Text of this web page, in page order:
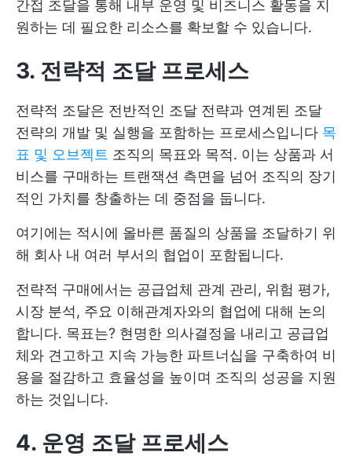
간접 조달을 통해 내부 운영 및 비즈니스 활동을 지
원하는 데 필요한 리소스를 확보할 수 있습니다.
3. 전략적 조달 프로세스
전략적 조달은 전반적인 조달 전략과 연계된 조달
전략의 개발 및 실행을 포함하는 프로세스입니다 목
표 및 오브젝트 조직의 목표와 목적. 이는 상품과 서
비스를 구매하는 트랜잭션 측면을 넘어 조직의 장기
적인 가치를 창출하는 데 중점을 둡니다.
여기에는 적시에 올바른 품질의 상품을 조달하기 위
해 회사 내 여러 부서의 협업이 포함됩니다.
전략적 구매에서는 공급업체 관계 관리, 위험 평가,
시장 분석, 주요 이해관계자와의 협업에 대해 논의
합니다. 목표는? 현명한 의사결정을 내리고 공급업
체와 견고하고 지속 가능한 파트너십을 구축하여 비
용을 절감하고 효율성을 높이며 조직의 성공을 지원
하는 것입니다.
4. 운영 조달 프로세스